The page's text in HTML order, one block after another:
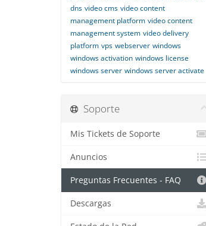
dns video cms video content
management platform video content
management system video delivery
platform vps webserver windows
windows activation windows license
windows server windows server activate
Soporte
Mis Tickets de Soporte
Anuncios
Preguntas Frecuentes - FAQ
Descargas